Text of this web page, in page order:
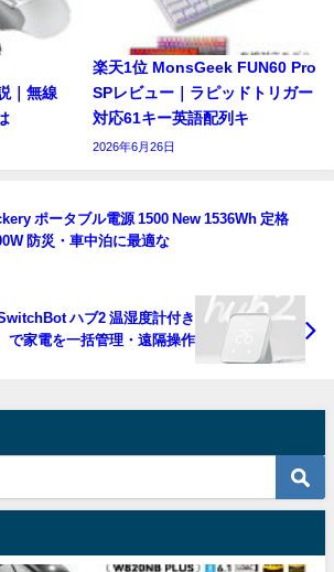
｜無線
楽天1位 MonsGeek FUN60 Pro
SPレビュー｜ラピッドトリガー
対応61キー英語配列キ
2026年6月26日
ポータブル電源 1500 New 1536Wh 定格
防災・車中泊に最適な
ハブ2 温湿度計付き
で家電を一括管理・遠隔操作